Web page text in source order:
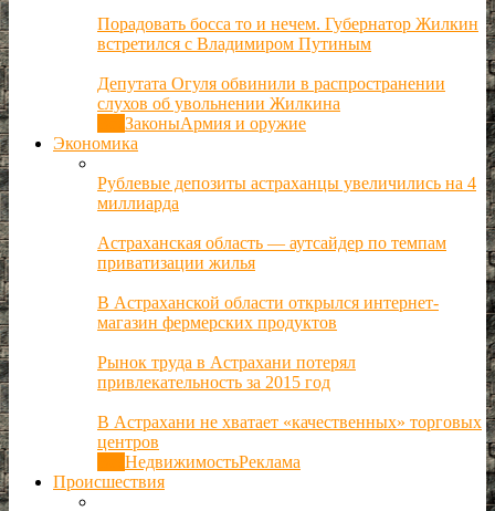
Порадовать босса то и нечем. Губернатор Жилкин
встретился с Владимиром Путиным
Депутата Огуля обвинили в распространении
слухов об увольнении Жилкина
ЗаконыАрмия и оружие
Экономика
Рублевые депозиты астраханцы увеличились на 4
миллиарда
Астраханская область — аутсайдер по темпам
приватизации жилья
В Астраханской области открылся интернет-
магазин фермерских продуктов
Рынок труда в Астрахани потерял
привлекательность за 2015 год
В Астрахани не хватает «качественных» торговых
центров
НедвижимостьРеклама
Происшествия